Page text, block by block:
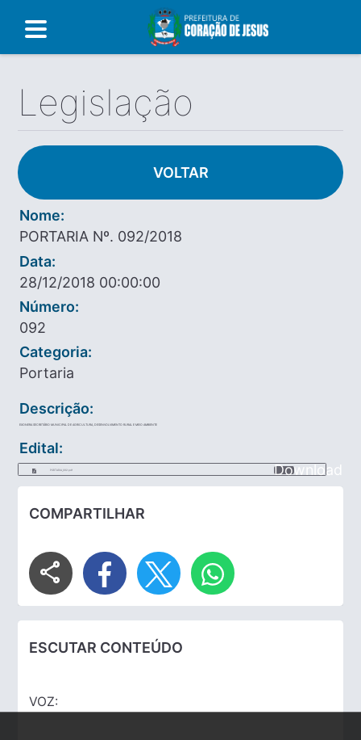
Legislação
VOLTAR
Nome:
PORTARIA Nº. 092/2018
Data:
28/12/2018 00:00:00
Número:
092
Categoria:
Portaria
Descrição:
EXONERA SECRETÁRIO MUNICIPAL DE AGRICULTURA, DESENVOLVIMENTO RURAL E MEIO AMBIENTE
Edital:
PORTARIA_092.pdf Download
COMPARTILHAR
share
ESCUTAR CONTEÚDO
VOZ: